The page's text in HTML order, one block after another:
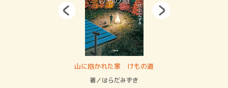
山に抱かれた家 けもの道
著／はらだみずき